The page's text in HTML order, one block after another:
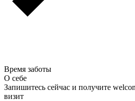
Время заботы
О себе
Запишитесь сейчас и получите
визит